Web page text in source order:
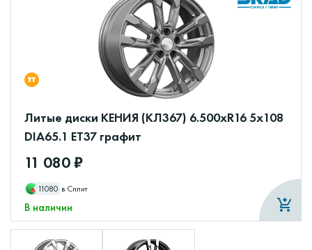
Литые диски КЕНИЯ (КЛ367) 6.500xR16 5x108
DIA65.1 ET37 графит
11 080 ₽
11080 в Сплит
В наличии